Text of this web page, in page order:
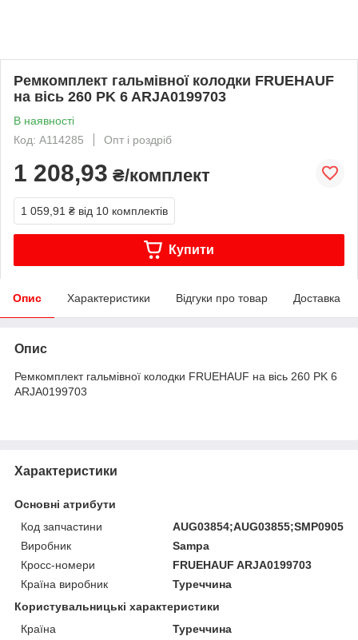
Ремкомплект гальмівної колодки FRUEHAUF
на вісь 260 PK 6 ARJA0199703
В наявності
Код: A114285
Опт і роздріб
1 208,93 ₴/комплект
1 059,91 ₴ від 10 комплектів
Купити
Опис Характеристики Відгуки про товар Доставка
Опис
Ремкомплект гальмівної колодки FRUEHAUF на вісь 260 PK 6
ARJA0199703
Характеристики
Основні атрибути
Код запчастини
AUG03854;AUG03855;SMP090512
Виробник
Sampa
Кросс-номери
FRUEHAUF ARJA0199703
Країна виробник
Туреччина
Користувальницькі характеристики
Країна
Туреччина